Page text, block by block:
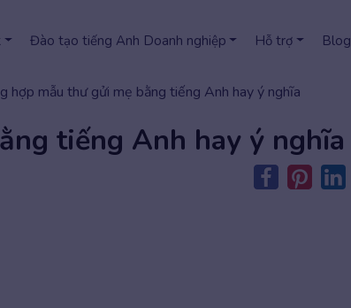
Đào tạo tiếng Anh Doanh nghiệp Hỗ trợ Blog
hợp mẫu thư gửi mẹ bằng tiếng Anh hay ý nghĩa
tiếng Anh hay ý nghĩa